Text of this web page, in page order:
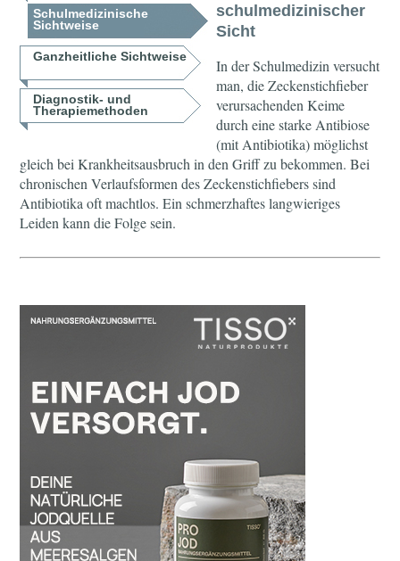
Schulmedizinische
Sichtweise
Ganzheitliche Sichtweise
Diagnostik- und
Therapiemethoden
schulmedizinischer
Sicht
In der Schulmedizin versucht
man, die Zeckenstichfieber
verursachenden Keime
durch eine starke Antibiose
(mit Antibiotika) möglichst
gleich bei Krankheitsausbruch in den Griff zu bekommen. Bei
chronischen Verlaufsformen des Zeckenstichfiebers sind
Antibiotika oft machtlos. Ein schmerzhaftes langwieriges
Leiden kann die Folge sein.